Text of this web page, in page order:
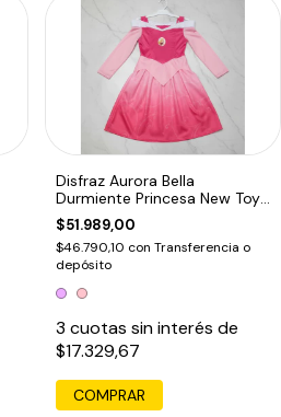
Disfraz Aurora Bella
Durmiente Princesa New Toys
Educando
$51.989,00
$46.790,10 con Transferencia o
depósito
3 cuotas sin interés de
$17.329,67
COMPRAR